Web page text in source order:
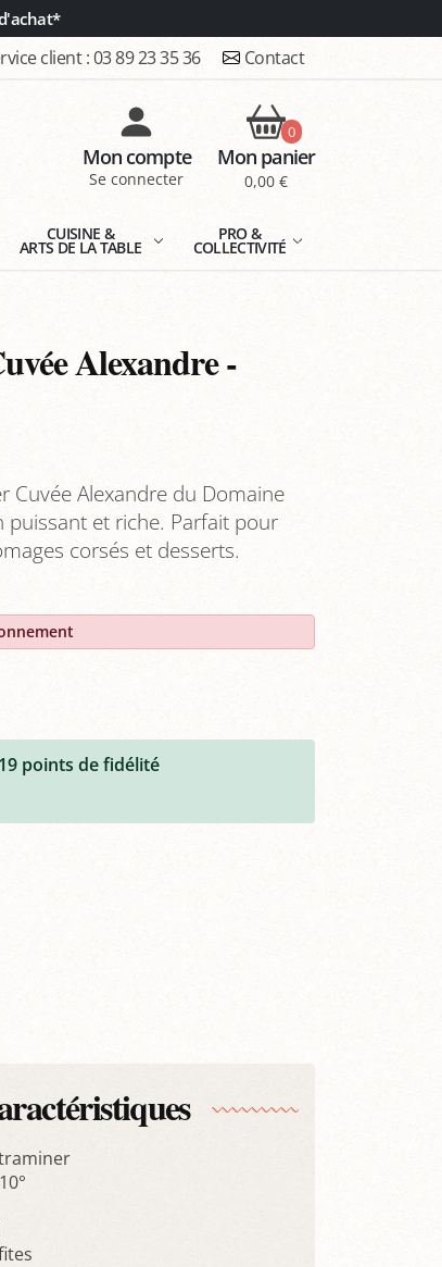
client :03 89 23 35 36 Contact
Mon compte
Se connecter
0
Mon panier
0,00 €
CUISINE &
ARTS DE LA TABLE
PRO &
COLLECTIVITÉ
Alexandre -
Cuvée Alexandre du Domaine
puissant et riche. Parfait pour
corsés et desserts.
19 points de fidélité